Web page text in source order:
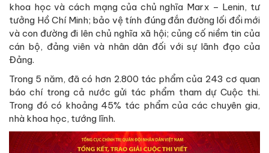
khoa học và cách mạng của chủ nghĩa Marx – Lenin, tư
tưởng Hồ Chí Minh; bảo vệ tính đúng đắn đường lối đổi mới
và con đường đi lên chủ nghĩa xã hội; củng cố niềm tin của
cán bộ, đảng viên và nhân dân đối với sự lãnh đạo của
Đảng.
Trong 5 năm, đã có hơn 2.800 tác phẩm của 243 cơ quan
báo chí trong cả nước gửi tác phẩm tham dự Cuộc thi.
Trong đó có khoảng 45% tác phẩm của các chuyên gia,
nhà khoa học, tướng lĩnh.